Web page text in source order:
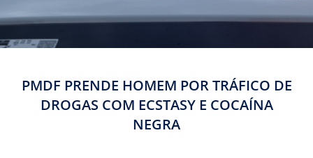
PMDF PRENDE HOMEM POR TRÁFICO DE
DROGAS COM ECSTASY E COCAÍNA
NEGRA